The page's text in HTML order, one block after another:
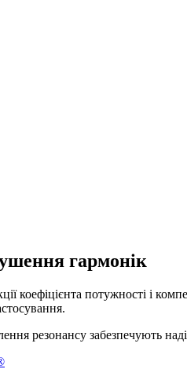
гармонік
коефіцієнта потужності і
резонансу забезпечують